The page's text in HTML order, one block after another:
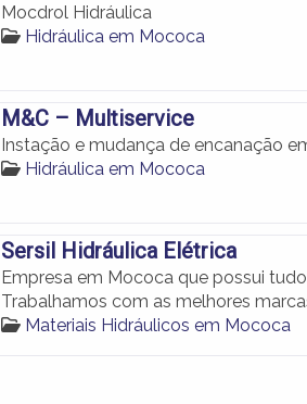
Mocdrol Hidráulica
Hidráulica em Mococa
M&C – Multiservice
Instação e mudança de encanação
Hidráulica em Mococa
Sersil Hidráulica Elétrica
Empresa em Mococa que possui
Trabalhamos com as melhores
Materiais Hidráulicos em Mococa